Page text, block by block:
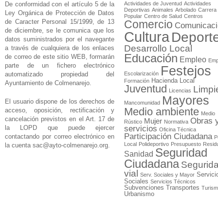
De conformidad con el artículo 5 de la
Ley Orgánica de Protección de Datos
de Caracter Personal 15/1999, de 13
de diciembre, se le comunica que los
datos suministrados por el navegante
a través de cualquiera de los enlaces
de correo de este sitio WEB, formarán
parte de un fichero electrónico
automatizado propiedad del
Ayuntamiento de Colmenarejo.
El usuario dispone de los derechos de
acceso, oposición, rectificación y
cancelación previstos en el Art. 17 de
la LOPD que puede ejercer
contactando por correo electrónico en
la cuenta sac@ayto-colmenarejo.org.
Actividades de Juventud Actividades
Deportivas Animales Arbolado Carrera
Popular Centro de Salud Centros
Comercio
Cultura
Desarrollo Local
Educación Empleo
Escolarización Festejos
Formación Hacienda Local
Juventud Licencias
Mancomunidad Mayores
Medio ambiente Medio
Rústico Mujer Normativa Obras
servicios Oficina Técnica
Participación Ciudadana
Local Polideportivo Presupuesto
Sanidad Seguridad
Ciudadana
vial
Serv. Sociales y Mayor
Sociales Servicios Técnicos
Subvenciones Transportes
Urbanismo